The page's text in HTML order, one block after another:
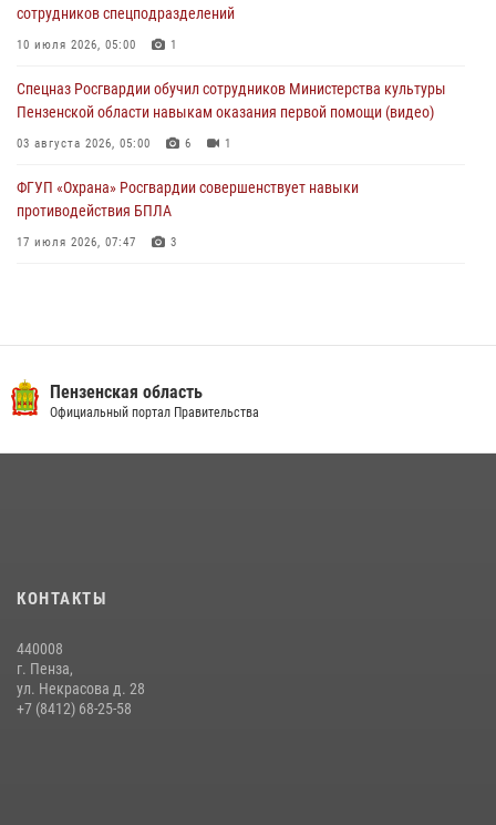
Росгвардия обеспечила безопасность праздничных мероприятий в
День ВДВ в Пензе
сотрудников спецподразделений
10 июля 2026, 05:00 1
Спецназ Росгвардии обучил сотрудников Министерства культуры
Пензенской области навыкам оказания первой помощи (видео)
03 августа 2026, 05:00 6 1
ФГУП «Охрана» Росгвардии совершенствует навыки
противодействия БПЛА
17 июля 2026, 07:47 3
Военнослужащие Росгвардии в Заречном приняли участие в
просветительской лекции Общества «Знание»
сборов «Гвардеец» с вооружением и техникой Росгвардии
Начальник Управления Росгвардии по Пензенской области Павел
Пучков посетил 55-й Всероссийский Лермонтовский праздник
Пензенская область
Официальный портал Правительства
КОНТАКТЫ
440008
г. Пенза,
ул. Некрасова д. 28
+7 (8412) 68-25-58